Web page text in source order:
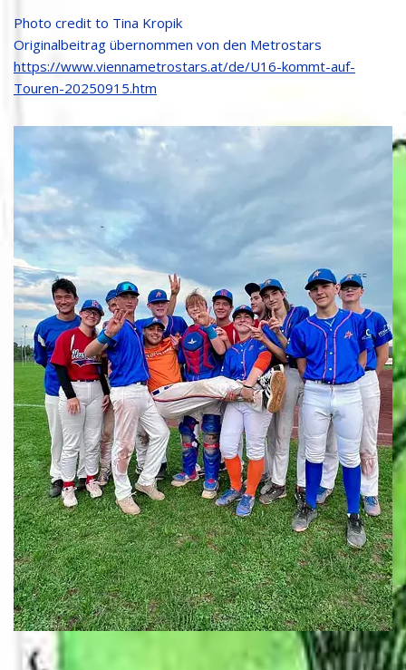
Photo credit to Tina Kropik
Originalbeitrag übernommen von den Metrostars
https://www.viennametrostars.at/de/U16-kommt-auf-
Touren-20250915.htm